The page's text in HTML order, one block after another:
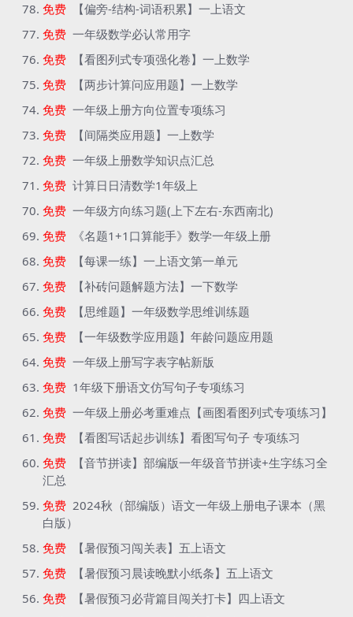
免费
【偏旁-结构-词语积累】一上语文
免费 一年级数学必认常用字
免费
【看图列式专项强化卷】一上数学
免费
【两步计算问应用题】一上数学
免费 一年级上册方向位置专项练习
免费
【间隔类应用题】一上数学
免费 一年级上册数学知识点汇总
免费 计算日日清数学1年级上
免费 一年级方向练习题(上下左右-东西南北)
免费
《名题1+1口算能手》数学一年级上册
免费
【每课一练】一上语文第一单元
免费
【补砖问题解题方法】一下数学
免费
【思维题】一年级数学思维训练题
免费
【一年级数学应用题】年龄问题应用题
免费 一年级上册写字表字帖新版
免费 1年级下册语文仿写句子专项练习
免费 一年级上册必考重难点【画图看图列式专项练习】
免费
【看图写话起步训练】看图写句子 专项练习
免费
【音节拼读】部编版一年级音节拼读+生字练习全
汇总
免费 2024秋（部编版）语文一年级上册电子课本（黑
白版）
免费
【暑假预习闯关表】五上语文
免费
【暑假预习晨读晚默小纸条】五上语文
免费
【暑假预习必背篇目闯关打卡】四上语文